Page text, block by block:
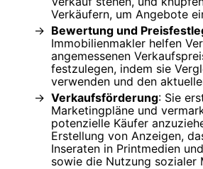
Verkäufern, um Angebote
Bewertung und
Immobilienmakler helfen
angemessenen
festzulegen, indem sie
verwenden und den
Verkaufsförderung: Sie
Marketingpläne und
potenzielle Käufer
Erstellung von Anzeigen,
Inseraten in Printmedien
sowie die Nutzung sozialer